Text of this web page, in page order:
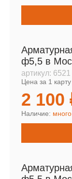
ф5,5 в
артикул: 6521
Цена за 1 карту
2 100
Наличие: много